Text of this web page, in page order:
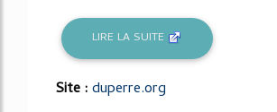
LIRE LA SUITE
Site :duperre.org